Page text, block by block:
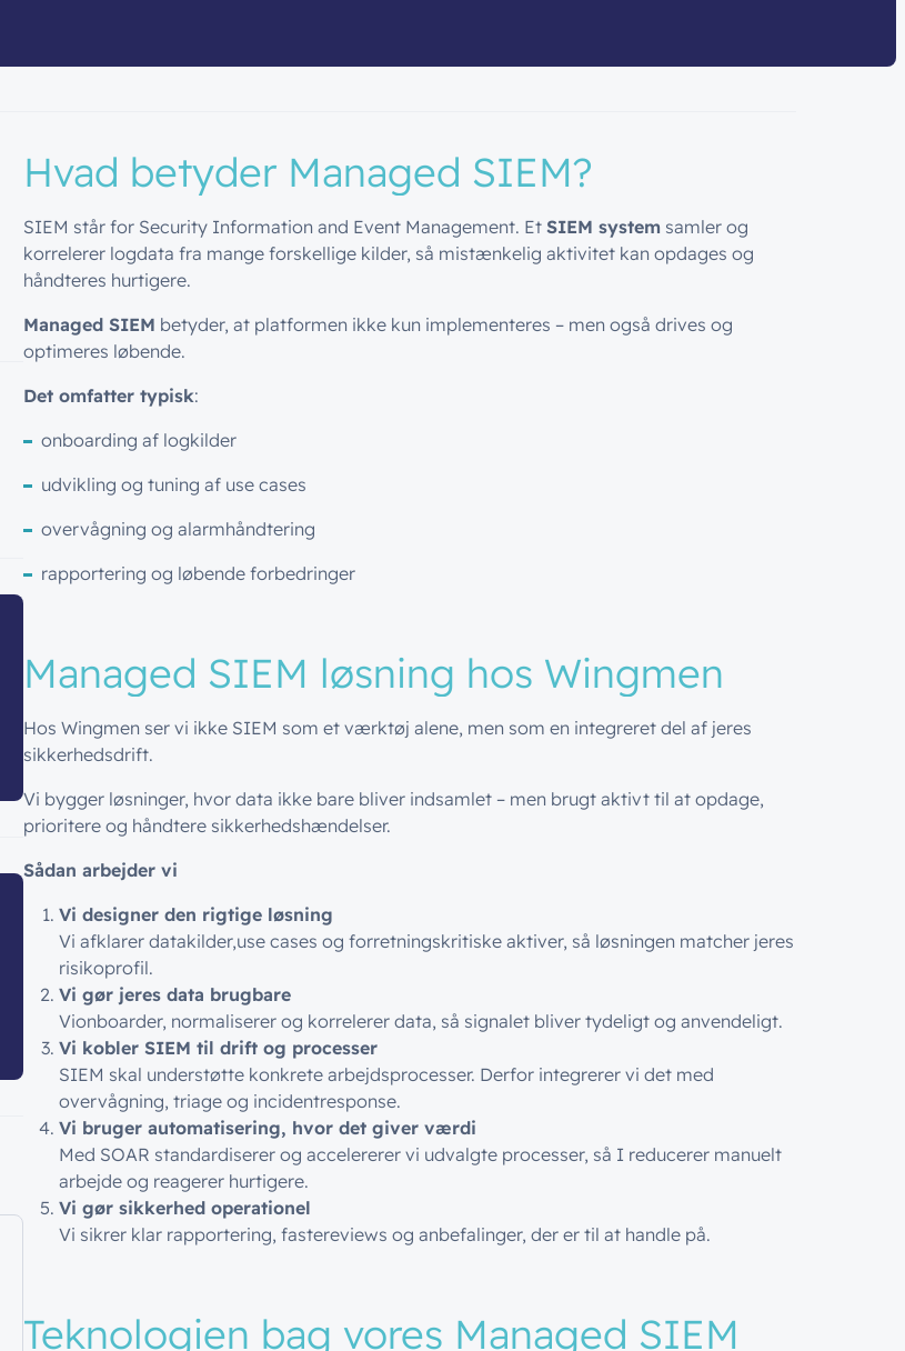
Hvad betyder Managed SIEM?
SIEM står for Security Information and Event Management. Et SIEM system samler og
korrelerer logdata fra mange forskellige kilder, så mistænkelig aktivitet kan opdages og
håndteres hurtigere.
Managed SIEM betyder, at platformen ikke kun implementeres – men også drives og
optimeres løbende.
Det omfatter typisk:
onboarding af logkilder
udvikling og tuning af use cases
overvågning og alarmhåndtering
rapportering og løbende forbedringer
Managed SIEM løsning hos Wingmen
Hos Wingmen ser vi ikke SIEM som et værktøj alene, men som en integreret del af jeres
sikkerhedsdrift.
Vi bygger løsninger, hvor data ikke bare bliver indsamlet – men brugt aktivt til at opdage,
prioritere og håndtere sikkerhedshændelser.
Sådan arbejder vi
Vi designer den rigtige løsning
Vi afklarer datakilder,use cases og forretningskritiske aktiver, så løsningen matcher jeres
risikoprofil.
Vi gør jeres data brugbare
Vionboarder, normaliserer og korrelerer data, så signalet bliver tydeligt og anvendeligt.
Vi kobler SIEM til drift og processer
SIEM skal understøtte konkrete arbejdsprocesser. Derfor integrerer vi det med
overvågning, triage og incidentresponse.
Vi bruger automatisering, hvor det giver værdi
Med SOAR standardiserer og accelererer vi udvalgte processer, så I reducerer manuelt
arbejde og reagerer hurtigere.
Vi gør sikkerhed operationel
Vi sikrer klar rapportering, fastereviews og anbefalinger, der er til at handle på.
Teknologien bag vores Managed SIEM